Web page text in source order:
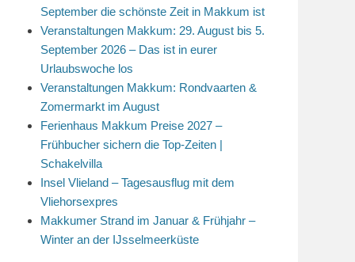
September die schönste Zeit in Makkum ist
Veranstaltungen Makkum: 29. August bis 5.
September 2026 – Das ist in eurer
Urlaubswoche los
Veranstaltungen Makkum: Rondvaarten &
Zomermarkt im August
Ferienhaus Makkum Preise 2027 –
Frühbucher sichern die Top-Zeiten |
Schakelvilla
Insel Vlieland – Tagesausflug mit dem
Vliehorsexpres
Makkumer Strand im Januar & Frühjahr –
Winter an der IJsselmeerküste